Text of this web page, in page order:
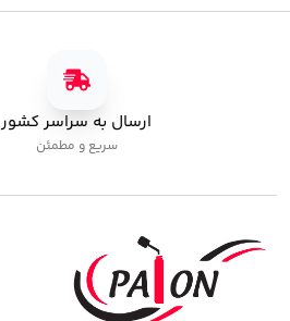
ارسال به سراسر کشور
سریع و مطمئن